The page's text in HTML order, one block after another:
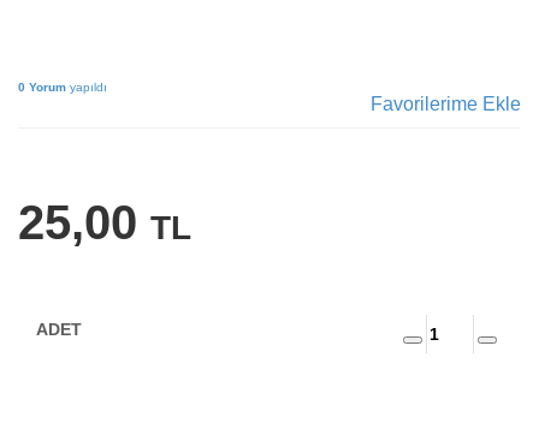
0 Yorum yapıldı
Favorilerime Ekle
25,00 TL